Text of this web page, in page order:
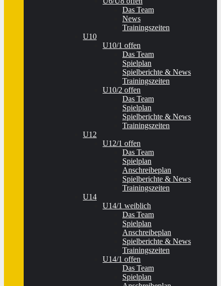
Das Team
News
Trainingszeiten
U10
U10/1 offen
Das Team
Spielplan
Spielberichte & News
Trainingszeiten
U10/2 offen
Das Team
Spielplan
Spielberichte & News
Trainingszeiten
U12
U12/1 offen
Das Team
Spielplan
Anschreibeplan
Spielberichte & News
Trainingszeiten
U14
U14/1 weiblich
Das Team
Spielplan
Anschreibeplan
Spielberichte & News
Trainingszeiten
U14/1 offen
Das Team
Spielplan